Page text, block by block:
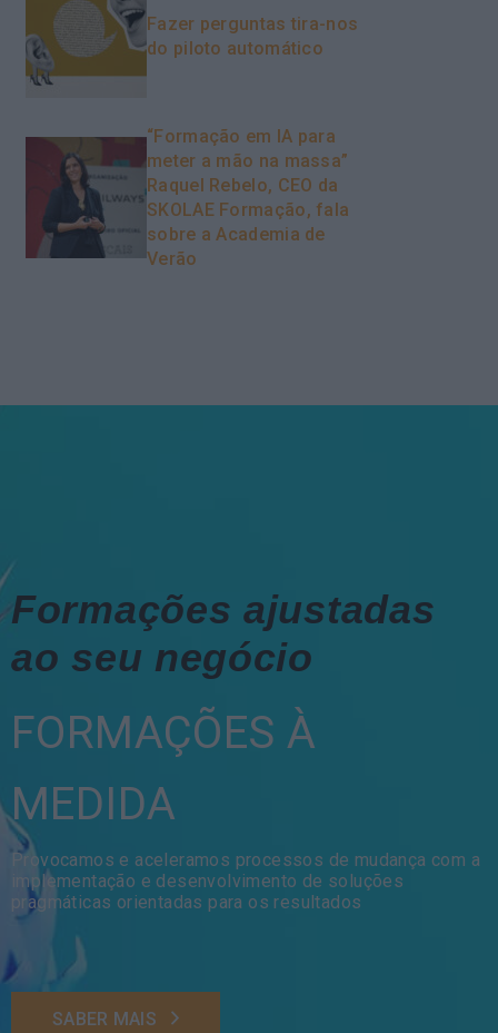
Fazer perguntas tira-nos
do piloto automático
“Formação em IA para
meter a mão na massa”
Raquel Rebelo, CEO da
SKOLAE Formação, fala
sobre a Academia de
Verão
Formações ajustadas
ao seu negócio
FORMAÇÕES À
MEDIDA
Provocamos e aceleramos processos de mudança com a
implementação e desenvolvimento de soluções
pragmáticas orientadas para os resultados
SABER MAIS